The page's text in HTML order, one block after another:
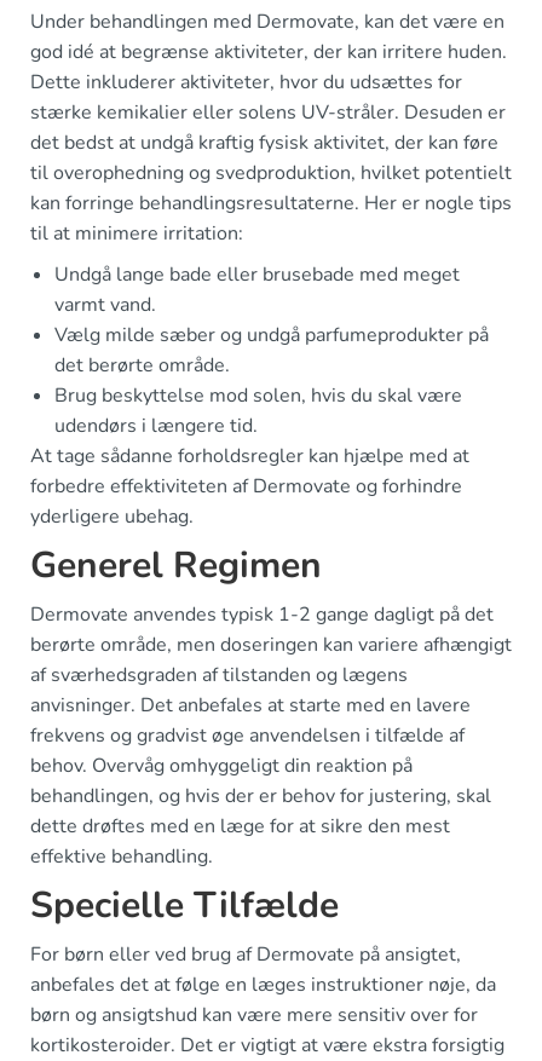
Under behandlingen med Dermovate, kan det være en
god idé at begrænse aktiviteter, der kan irritere huden.
Dette inkluderer aktiviteter, hvor du udsættes for
stærke kemikalier eller solens UV-stråler. Desuden er
det bedst at undgå kraftig fysisk aktivitet, der kan føre
til overophedning og svedproduktion, hvilket potentielt
kan forringe behandlingsresultaterne. Her er nogle tips
til at minimere irritation:
Undgå lange bade eller brusebade med meget
varmt vand.
Vælg milde sæber og undgå parfumeprodukter på
det berørte område.
Brug beskyttelse mod solen, hvis du skal være
udendørs i længere tid.
At tage sådanne forholdsregler kan hjælpe med at
forbedre effektiviteten af Dermovate og forhindre
yderligere ubehag.
Generel Regimen
Dermovate anvendes typisk 1-2 gange dagligt på det
berørte område, men doseringen kan variere afhængigt
af sværhedsgraden af tilstanden og lægens
anvisninger. Det anbefales at starte med en lavere
frekvens og gradvist øge anvendelsen i tilfælde af
behov. Overvåg omhyggeligt din reaktion på
behandlingen, og hvis der er behov for justering, skal
dette drøftes med en læge for at sikre den mest
effektive behandling.
Specielle Tilfælde
For børn eller ved brug af Dermovate på ansigtet,
anbefales det at følge en læges instruktioner nøje, da
børn og ansigtshud kan være mere sensitiv over for
kortikosteroider. Det er vigtigt at være ekstra forsigtig